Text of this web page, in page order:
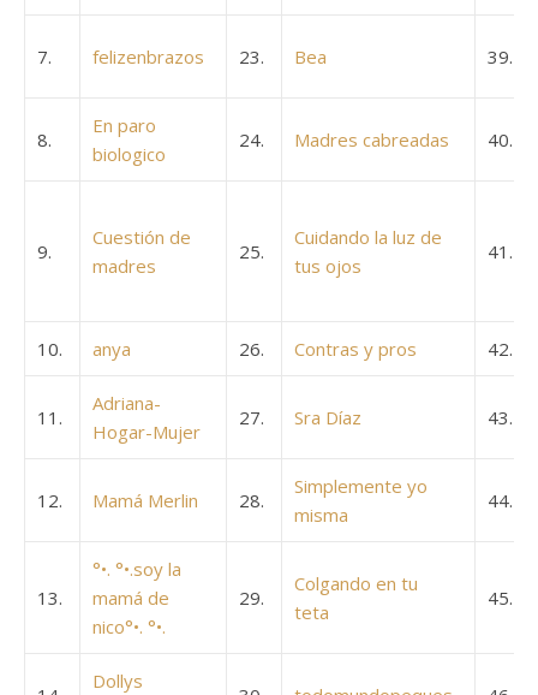
7. felizenbrazos 23. Bea 39.
8.
En paro
biologico
24. Madres cabreadas 40.
9.
Cuestión de
madres
25.
Cuidando la luz de
tus ojos
41.
10. anya 26. Contras y pros 42.
11.
Adriana-
Hogar-Mujer
27. Sra Díaz 43.
12. Mamá Merlin 28.
Simplemente yo
misma
44.
13.
°•. °•.soy la
mamá de
nico°•. °•.
29.
Colgando en tu
teta
45.
Dollys